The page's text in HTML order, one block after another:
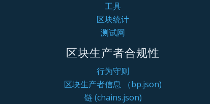
工具
区块统计
测试网
区块生产者合规性
行为守则
区块生产者信息 （bp.json)
链 (chains.json)